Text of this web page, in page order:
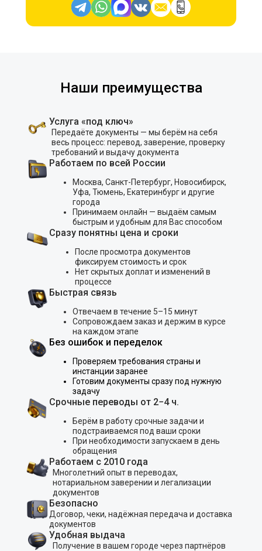
Наши преимущества
Услуга «под ключ»
Передаёте документы — мы берём на себя
весь процесс: перевод, заверение, проверку
требований и выдачу документа
Работаем по всей России
Москва, Санкт-Петербург, Новосибирск,
Уфа, Тюмень, Екатеринбург и другие
города
Принимаем онлайн — выдаём самым
быстрым и удобным для Вас способом
Сразу понятны цена и сроки
После просмотра документов
фиксируем стоимость и срок
Нет скрытых доплат и изменений в
процессе
Быстрая связь
Отвечаем в течение 5–15 минут
Сопровождаем заказ и держим в курсе
на каждом этапе
Без ошибок и переделок
Проверяем требования страны и
инстанции заранее
Готовим документы сразу под нужную
задачу
Срочные переводы от 2−4 ч.
Берём в работу срочные задачи и
подстраиваемся под ваши сроки
При необходимости запускаем в день
обращения
Работаем с 2010 года
Многолетний опыт в переводах,
нотариальном заверении и легализации
документов
Безопасно
Договор, чеки, надёжная передача и доставка
документов
Удобная выдача
Получение в вашем городе через партнёров